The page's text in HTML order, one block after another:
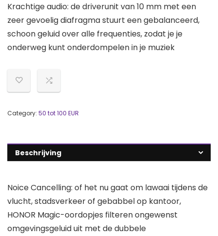
Krachtige audio: de driverunit van 10 mm met een
zeer gevoelig diafragma stuurt een gebalanceerd,
schoon geluid over alle frequenties, zodat je je
onderweg kunt onderdompelen in je muziek
Category: 50 tot 100 EUR
Beschrijving
Noice Cancelling: of het nu gaat om lawaai tijdens de
vlucht, stadsverkeer of gebabbel op kantoor,
HONOR Magic-oordopjes filteren ongewenst
omgevingsgeluid uit met de dubbele